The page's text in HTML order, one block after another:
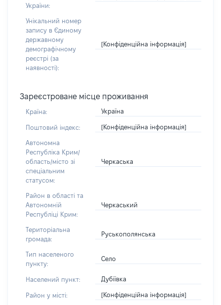
України:
Унікальний номер
запису в Єдиному
державному
демографічному
реєстрі (за
наявності):
[Конфіденційна інформація]
Зареєстроване місце проживання
Країна: Україна
Поштовий індекс: [Конфіденційна інформація]
Автономна
Республіка Крим/
область/місто зі
спеціальним
статусом:
Черкаська
Район в області та
Автономній
Республіці Крим:
Черкаський
Територіальна
громада:
Руськополянська
Тип населеного
пункту:
Село
Населений пункт: Дубіївка
Район у місті: [Конфіденційна інформація]